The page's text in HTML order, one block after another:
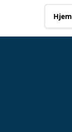
Hjem